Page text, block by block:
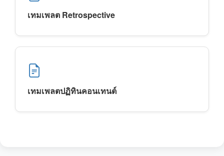
เทมเพลต Retrospective
เทมเพลตปฏิทินคอนเทนต์